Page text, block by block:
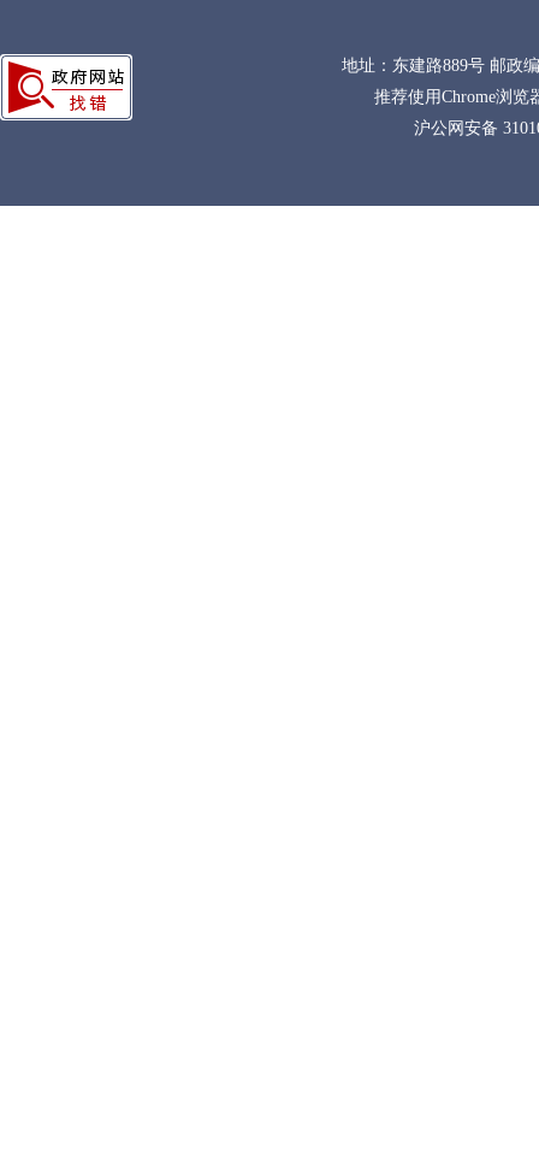
地址：东建路889号 邮政
推荐使用Chrome浏览
沪公网安备